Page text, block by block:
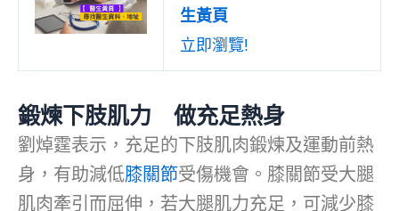
生黃頁
立即瀏覽!
鍛煉下肢肌力 做充足熱身
劉焯霆表示，充足的下肢肌肉鍛煉及運動前熱
身，有助減低膝關節受傷機會。膝關節受大腿
肌肉牽引而屈伸，若大腿肌力充足，可減少膝